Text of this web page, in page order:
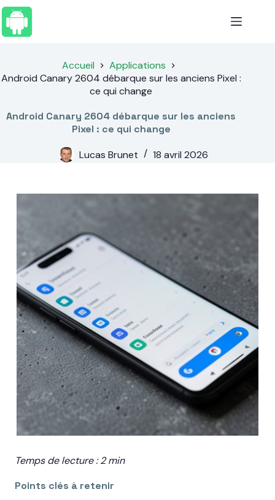
Passer
au
contenu
Accueil
Applications
Android Canary 2604 débarque sur les anciens Pixel :
ce qui change
Android Canary 2604 débarque sur les anciens
Pixel : ce qui change
Lucas Brunet
18 avril 2026
Temps de lecture : 2 min
Points clés à retenir